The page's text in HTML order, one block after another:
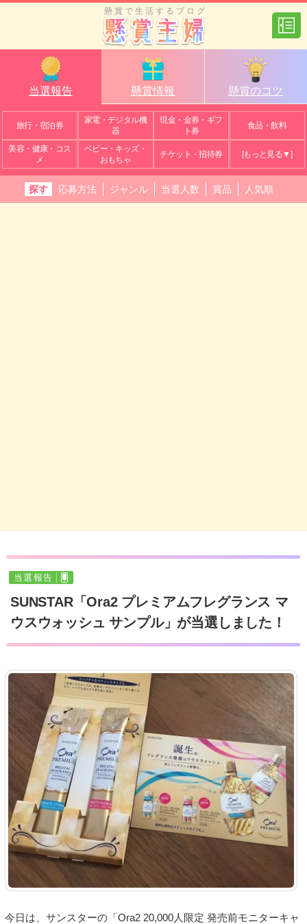
懸賞で生活するブログ
当選報告 懸賞情報 懸賞のコツ
旅行・宿泊券
家電・デジタル機
器
現金・金券・ギフ
ト券
食品・飲料
美容・健康・コス
メ
ベビー・キッズ・
おもちゃ
チケット・招待券 [もっと見る▼]
探す 応募方法 ジャンル 当選人数 賞品 人気順
当選報告
SUNSTAR「Ora2 プレミアムフレグランス マ
ウスウォッシュ サンプル」が当選しました！
今日は、サンスターの「Ora2 20,000人限定 発売前モニターキャ